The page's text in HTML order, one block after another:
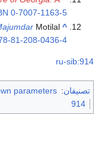
0-7007-1163-5
^
Motilal
81-208-0436-4
ru-sib:914
تصنيفان:
parameters
914